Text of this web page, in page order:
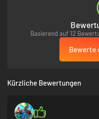
Basierend auf 12
Bewerte
Kürzliche Bewertungen